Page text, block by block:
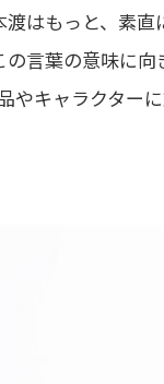
はもっと、素
言葉の意味に
やキャラクター